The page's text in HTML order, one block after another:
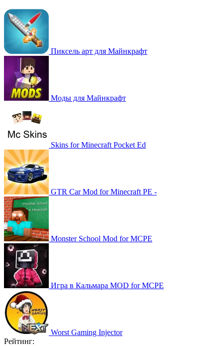
Пиксель арт для Майнкрафт
Моды для Майнкрафт
Skins for Minecraft Pocket Ed
GTR Car Mod for Minecraft PE -
Monster School Mod for MCPE
Игра в Кальмара MOD for MCPE
Worst Gaming Injector
Рейтинг: